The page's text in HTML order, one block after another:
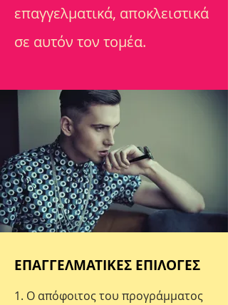
επαγγελματικά, αποκλειστικά
σε αυτόν τον τομέα.
ΕΠΑΓΓΕΛΜΑΤΙΚΕΣ ΕΠΙΛΟΓΕΣ
1. Ο απόφοιτος του προγράμματος